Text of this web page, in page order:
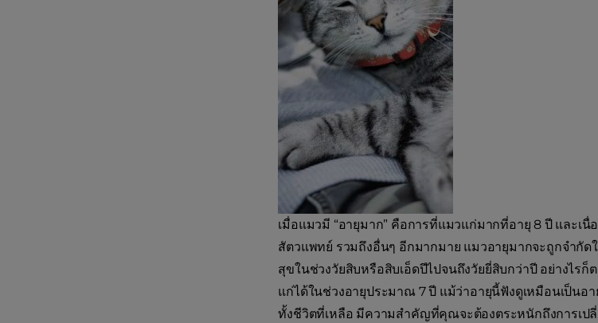
เมื่อแมวมี “อายุมาก” คือการที่แมวแก่มากที่อายุ 8 ปี และเ
สัตวแพทย์ รวมถึงอื่นๆ อีกมากมาย แมวอายุมากจะถูกจำกั
สุขในช่วงวัยสิบหรือสิบเอ็ดปีไปจนถึงวัยยี่สิบกว่าปี อย่างไร
แก่ได้ในช่วงอายุประมาณ 7 ปี แม้ว่าอายุนี้ฟังดูเหมือนเป็น
ทั้งชีวิตที่เหลือ มีความสำคัญที่คุณจะต้องตระหนักถึงการเป